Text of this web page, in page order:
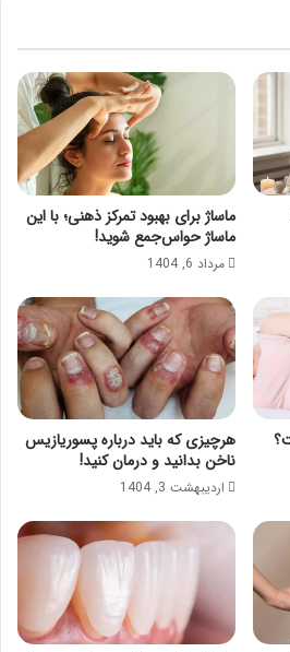
ماساژ برای بهبود تمرکز ذهنی؛ با این
ماساژ حواس‌جمع شوید!
مرداد 6, 1404
هرچیزی که باید درباره پسوریازیس
ناخن بدانید و درمان کنید!
اردیبهشت 3, 1404